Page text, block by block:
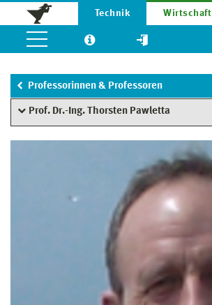
Technik Wirtschaft
Professorinnen & Professoren
Prof. Dr.-Ing. Thorsten Pawletta